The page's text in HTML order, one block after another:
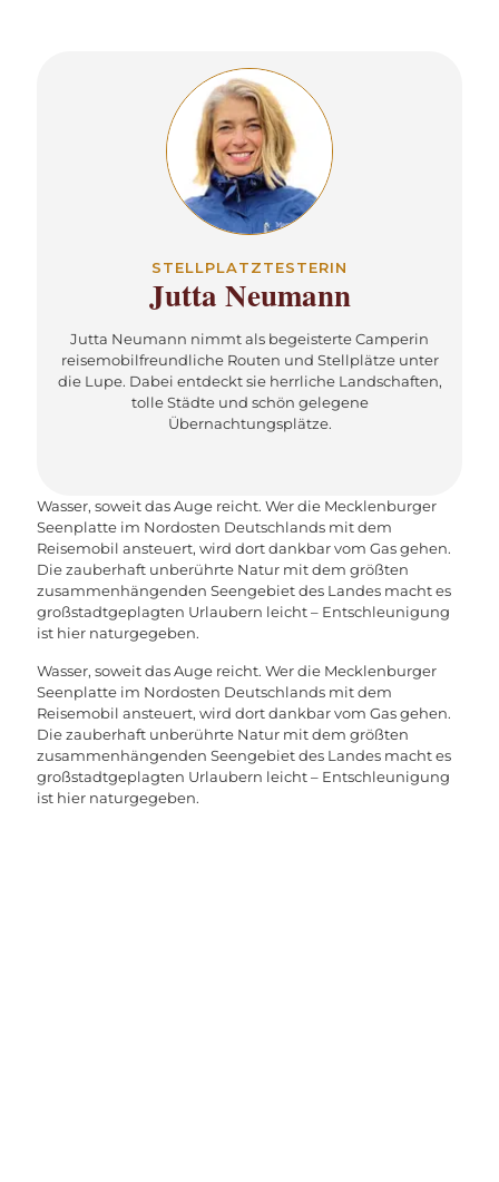
STELLPLATZTESTERIN
Jutta Neumann
Jutta Neumann nimmt als begeisterte Camperin
reisemobilfreundliche Routen und Stellplätze unter
die Lupe. Dabei entdeckt sie herrliche Landschaften,
tolle Städte und schön gelegene
Übernachtungsplätze.
Wasser, soweit das Auge reicht. Wer die Mecklenburger
Seenplatte im Nordosten Deutschlands mit dem
Reisemobil ansteuert, wird dort dankbar vom Gas gehen.
Die zauberhaft unberührte Natur mit dem größten
zusammenhängenden Seengebiet des Landes macht es
großstadtgeplagten Urlaubern leicht – Entschleunigung
ist hier naturgegeben.
Wasser, soweit das Auge reicht. Wer die Mecklenburger
Seenplatte im Nordosten Deutschlands mit dem
Reisemobil ansteuert, wird dort dankbar vom Gas gehen.
Die zauberhaft unberührte Natur mit dem größten
zusammenhängenden Seengebiet des Landes macht es
großstadtgeplagten Urlaubern leicht – Entschleunigung
ist hier naturgegeben.